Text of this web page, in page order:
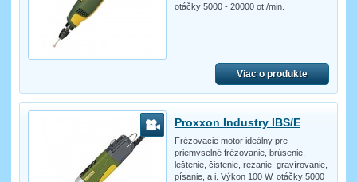
otáčky 5000 - 20000 ot./min.
Viac o produkte
Proxxon Industry IBS/E
Frézovacie motor ideálny pre
priemyselné frézovanie, brúsenie,
leštenie, čistenie, rezanie, gravírovanie,
písanie, a i. Výkon 100 W, otáčky 5000